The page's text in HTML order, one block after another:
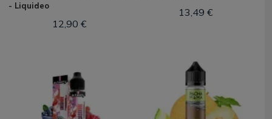
- Liquideo
12,90 €
13,49 €